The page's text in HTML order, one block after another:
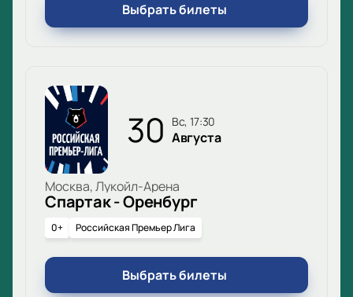
Выбрать билеты
30 вс, 17:30
Августа
Москва, Лукойл-Арена
Спартак - Оренбург
0+ Российская Премьер Лига
Выбрать билеты